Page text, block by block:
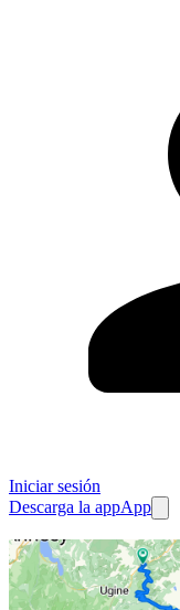
Iniciar sesión
Descarga la appApp